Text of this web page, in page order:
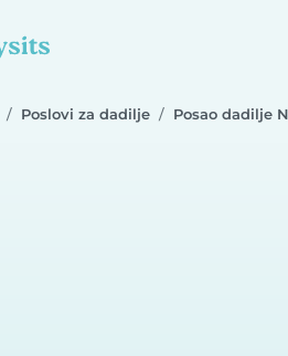
Poslovi za dadilje Posao dadilje